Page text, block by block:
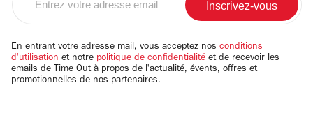
email
En entrant votre adresse mail, vous acceptez nos conditions
d'utilisation et notre politique de confidentialité et de recevoir les
emails de Time Out à propos de l'actualité, évents, offres et
promotionnelles de nos partenaires.